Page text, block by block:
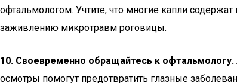
офтальмологом. Учтите, что многие капли
заживлению микротравм роговицы.
10. Своевременно обращайтесь к офтальмологу.
осмотры помогут предотвратить глазные